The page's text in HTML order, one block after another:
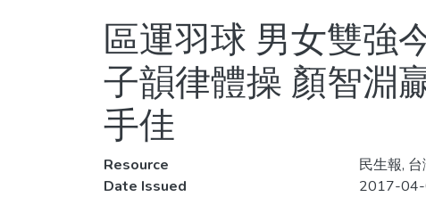
區運羽球 男女雙強
子韻律體操 顏智淵
手佳
Resource
民生報,
Date Issued
2017-